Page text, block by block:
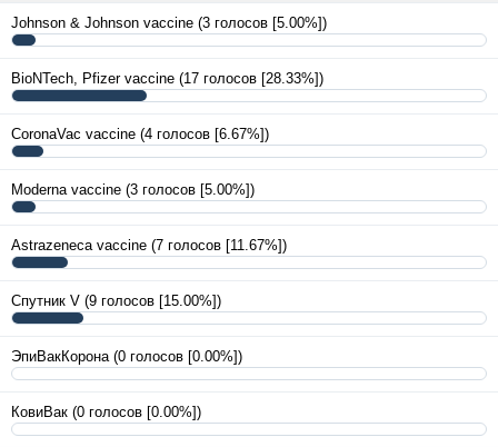
Johnson & Johnson vaccine (3 голосов [5.00%])
BioNTech, Pfizer vaccine (17 голосов [28.33%])
CoronaVac vaccine (4 голосов [6.67%])
Moderna vaccine (3 голосов [5.00%])
Astrazeneca vaccine (7 голосов [11.67%])
Спутник V (9 голосов [15.00%])
ЭпиВакКорона (0 голосов [0.00%])
КовиВак (0 голосов [0.00%])